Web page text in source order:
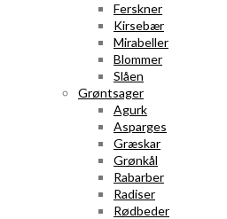
Ferskner
Kirsebær
Mirabeller
Blommer
Slåen
Grøntsager
Agurk
Asparges
Græskar
Grønkål
Rabarber
Radiser
Rødbeder